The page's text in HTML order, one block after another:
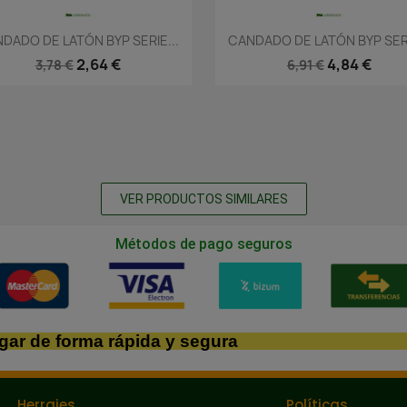
Vista rápida
DE LATÓN BYP SERIE...
3,78 € 2,64 €
Vista rápida
CANDADO DE LATÓN BYP
6,91 € 4,84 €
VER PRODUCTOS SIMILARES
Métodos de pago seguros
de forma rápida y segura